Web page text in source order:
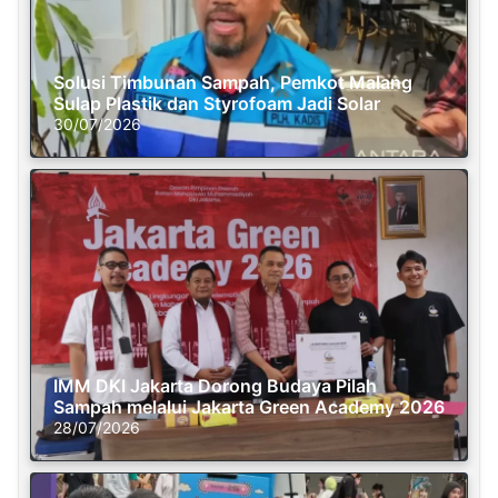
Solusi Timbunan Sampah, Pemkot Malang
Sulap Plastik dan Styrofoam Jadi Solar
30/07/2026
IMM DKI Jakarta Dorong Budaya Pilah
Sampah melalui Jakarta Green Academy 2026
28/07/2026